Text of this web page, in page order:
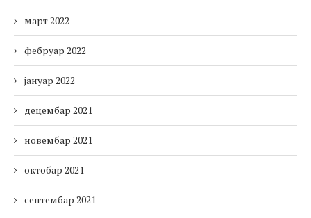
март 2022
фебруар 2022
јануар 2022
децембар 2021
новембар 2021
октобар 2021
септембар 2021